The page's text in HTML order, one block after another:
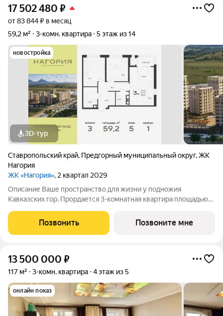
17 502 480 ₽
от 83 844 ₽ в месяц
59,2 м²
3-комн. квартира 5 этаж из 14
новостройка
3D-тур
Ставропольский край, Предгорный муниципальный округ,ЖК
Нагория
ЖК «Нагория», 2 квартал 2029
Описание Ваше пространство для жизни у подножия
Кавказских гор. Прордается 3-комнатная квартира площадью
(Железноводск, живописный район КМВ). Этаж 5 из 9, дом №
Литер 1. Здесь горная природа, чистый
Позвонить Позвоните мне
13 500 000 ₽
117 м² 3-комн. квартира 4 этаж из 5
онлайн показ